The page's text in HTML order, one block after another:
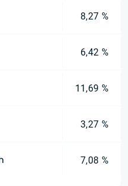
8,27 %
6,42 %
11,69 %
3,27 %
7,08 %